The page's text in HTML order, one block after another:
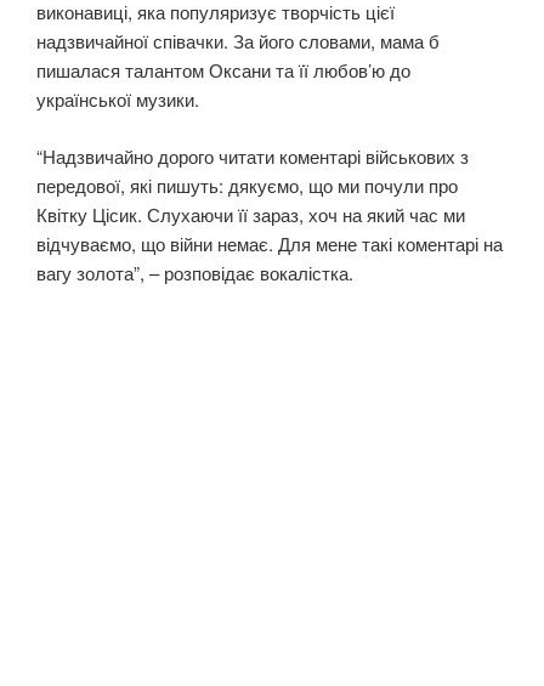
виконавиці, яка популяризує творчість цієї
надзвичайної співачки. За його словами, мама б
пишалася талантом Оксани та її любов’ю до
української музики.
“Надзвичайно дорого читати коментарі військових з
передової, які пишуть: дякуємо, що ми почули про
Квітку Цісик. Слухаючи її зараз, хоч на який час ми
відчуваємо, що війни немає. Для мене такі коментарі на
вагу золота”, – розповідає вокалістка.